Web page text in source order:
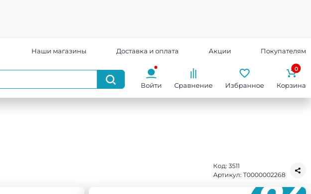
Наши магазины Доставка и оплата Акции Покупателям
Войти Сравнение Избранное
0
Корзина
Код: 3511
Артикул: Т0000002268